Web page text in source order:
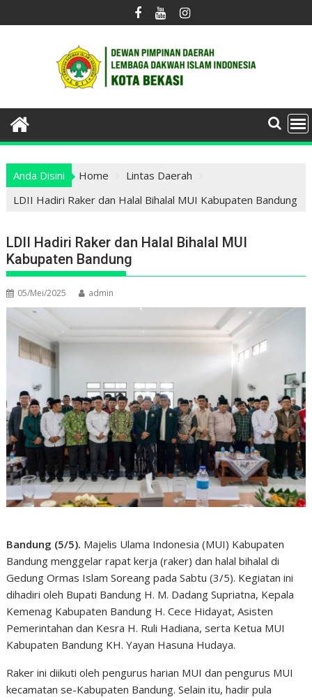
to
Anda Disini Home
Lintas Daerah
LDII Hadiri Raker dan Halal Bihalal MUI Kabupaten Bandung
LDII Hadiri Raker dan Halal Bihalal MUI
Kabupaten Bandung
05/Mei/2025 admin
Bandung (5/5). Majelis Ulama Indonesia (MUI) Kabupaten
Bandung menggelar rapat kerja (raker) dan halal bihalal di
Gedung Ormas Islam Soreang pada Sabtu (3/5). Kegiatan ini
dihadiri oleh Bupati Bandung H. M. Dadang Supriatna, Kepala
Kemenag Kabupaten Bandung H. Cece Hidayat, Asisten
Pemerintahan dan Kesra H. Ruli Hadiana, serta Ketua MUI
Kabupaten Bandung KH. Yayan Hasuna Hudaya.
Raker ini diikuti oleh pengurus harian MUI dan pengurus MUI
kecamatan se-Kabupaten Bandung. Selain itu, hadir pula